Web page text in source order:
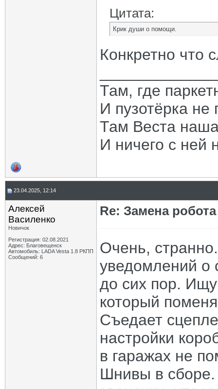
Цитата:
Крик души о помощи.
Конкретно что
Там, где
И пузотёрка не
Там Веста
И ничего с ней
23.04.2025, 12:14
Алексей
Василенко
Новичок
Регистрация: 02.08.2021
Адрес: Благовещенск
Автомобиль: LADA Vesta 1.8 РКПП
Сообщений: 6
Re: Замена
Очень,
уведомлений о
до сих пор.
который
Съедает
настройки
в гаражах не
Шнивы в сборе.